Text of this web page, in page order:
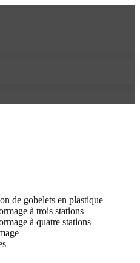
de gobelets en plastique
à trois stations
à quatre stations